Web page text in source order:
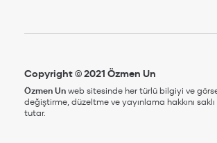
Copyright © 2021 Özmen Un
Özmen Un web sitesinde her türlü bilgiyi ve
değiştirme, düzeltme ve yayınlama hakkını saklı
tutar.